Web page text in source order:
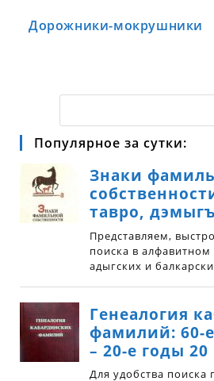
Дорожники-мокрушники
Популярное за сутки: